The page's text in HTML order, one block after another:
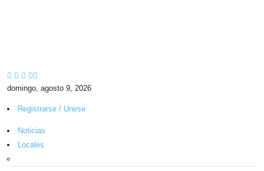
domingo, agosto 9, 2026
Registrarse / Unirse
Noticias
Locales